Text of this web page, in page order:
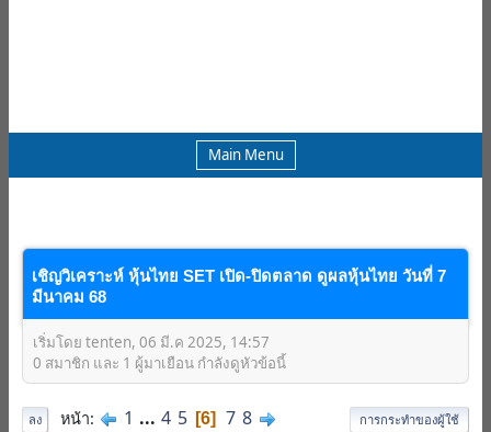
Main Menu
เชิญวิเคราะห์ หุ้นไทย SET เปิด-ปิดตลาด ดูผลหุ้นไทย วันที่ 7
มีนาคม 68
เริ่มโดย tenten, 06 มี.ค 2025, 14:57
0 สมาชิก และ 1 ผู้มาเยือน กำลังดูหัวข้อนี้
ลง หน้า 1 ... 4 5 6 7 8 การกระทำของผู้ใช้